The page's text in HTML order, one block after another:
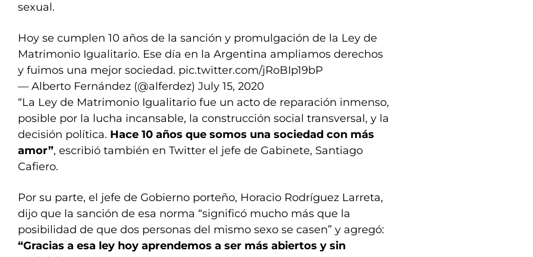
sexual.
Hoy se cumplen 10 años de la sanción y promulgación de la Ley de
Matrimonio Igualitario. Ese día en la Argentina ampliamos derechos
y fuimos una mejor sociedad. pic.twitter.com/jRoBIp19bP
— Alberto Fernández (@alferdez) July 15, 2020
“La Ley de Matrimonio Igualitario fue un acto de reparación inmenso,
posible por la lucha incansable, la construcción social transversal, y la
decisión política. Hace 10 años que somos una sociedad con más
amor”, escribió también en Twitter el jefe de Gabinete, Santiago
Cafiero.
Por su parte, el jefe de Gobierno porteño, Horacio Rodríguez Larreta,
dijo que la sanción de esa norma “significó mucho más que la
posibilidad de que dos personas del mismo sexo se casen” y agregó:
“Gracias a esa ley hoy aprendemos a ser más abiertos y sin